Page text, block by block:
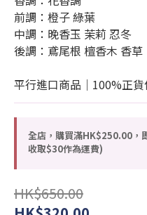
前調：橙子 綠葉
中調：晚香玉 茉莉 忍冬
後調：鳶尾根 檀香木 香草
平行進口商品｜100%正
全店，購買滿HK$250.00，
收取$30作為運費)
HK$650.00